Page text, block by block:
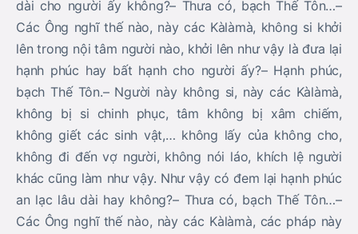
dài cho người ấy không?– Thưa có, bạch Thế Tôn…–
Các Ông nghĩ thế nào, này các Kàlàmà, không si khởi
lên trong nội tâm người nào, khởi lên như vậy là đưa lại
hạnh phúc hay bất hạnh cho người ấy?– Hạnh phúc,
bạch Thế Tôn.– Người này không si, này các Kàlàmà,
không bị si chinh phục, tâm không bị xâm chiếm,
không giết các sinh vật,… không lấy của không cho,
không đi đến vợ người, không nói láo, khích lệ người
khác cũng làm như vậy. Như vậy có đem lại hạnh phúc
an lạc lâu dài hay không?– Thưa có, bạch Thế Tôn…–
Các Ông nghĩ thế nào, này các Kàlàmà, các pháp này